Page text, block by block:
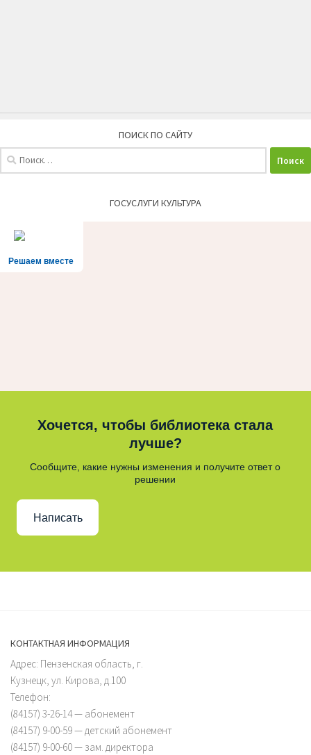
ПОИСК ПО САЙТУ
ГОСУСЛУГИ КУЛЬТУРА
Решаем вместе
Хочется, чтобы библиотека стала
лучше?
Сообщите, какие нужны изменения и получите ответ о
решении
Написать
КОНТАКТНАЯ ИНФОРМАЦИЯ
Адрес: Пензенская область, г.
Кузнецк, ул. Кирова, д.100
Телефон:
(84157) 3-26-14 — абонемент
(84157) 9-00-59 — детский абонемент
(84157) 9-00-60 — зам. директора